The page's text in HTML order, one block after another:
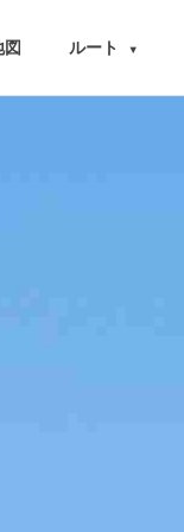
図 ルート ▾